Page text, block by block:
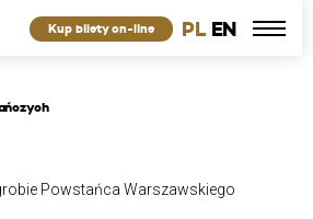
PL EN
Kup bilety on-line
Powstańca Warszawskiego